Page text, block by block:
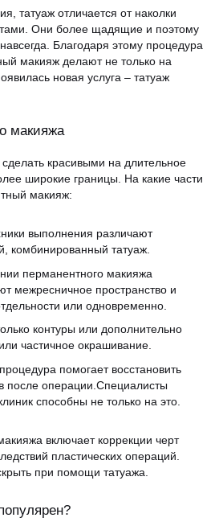
татуаж отличается от наколки
Они более щадящие и поэтому
Благодаря этому процедура
макияж делают не только на
новая услуга – татуаж
макияжа
красивыми на длительное
широкие границы. На какие части
макияж:
выполнения различают
комбинированный татуаж.
перманентного макияжа
межресничное пространство и
или одновременно.
контуры или дополнительно
частичное окрашивание.
помогает восстановить
после операции.Специалисты
способны не только на это.
включает коррекции черт
пластических операций.
при помощи татуажа.